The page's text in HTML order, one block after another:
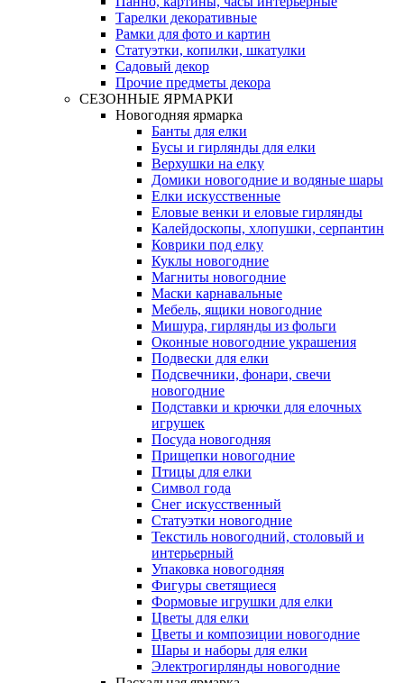
Тарелки декоративные
Рамки для фото и картин
Статуэтки, копилки, шкатулки
Садовый декор
Прочие предметы декора
СЕЗОННЫЕ ЯРМАРКИ
Новогодняя ярмарка
Банты для елки
Бусы и гирлянды для елки
Верхушки на елку
Домики новогодние и водяные шары
Елки искусственные
Еловые венки и еловые гирлянды
Калейдоскопы, хлопушки, серпантин
Коврики под елку
Куклы новогодние
Магниты новогодние
Маски карнавальные
Мебель, ящики новогодние
Мишура, гирлянды из фольги
Оконные новогодние украшения
Подвески для елки
Подсвечники, фонари, свечи
новогодние
Подставки и крючки для елочных
игрушек
Посуда новогодняя
Прищепки новогодние
Птицы для елки
Символ года
Снег искусственный
Статуэтки новогодние
Текстиль новогодний, столовый и
интерьерный
Упаковка новогодняя
Фигуры светящиеся
Формовые игрушки для елки
Цветы для елки
Цветы и композиции новогодние
Шары и наборы для елки
Электрогирлянды новогодние